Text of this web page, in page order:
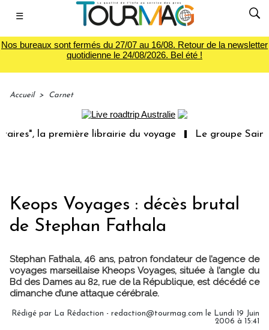
☰
Nos bureaux sont fermés du 27/07 au 16/08. Retour de la newsletter
quotidienne le 24/08/2026. Bel été !
Accueil > Carnet
la première librairie du voyage Le groupe
Keops Voyages : décès brutal
de Stephan Fathala
Stephan Fathala, 46 ans, patron fondateur de l’agence de
voyages marseillaise Kheops Voyages, située à l’angle du
Bd des Dames au 82, rue de la République, est décédé ce
dimanche d’une attaque cérébrale.
Rédigé par La Rédaction - redaction@tourmag.com le Lundi 19 Juin
2006 à 15:41